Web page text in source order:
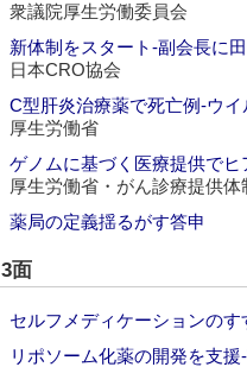
衆議院厚生労働委員会
新体制をスタート‐副会長に
日本CRO協会
C型肝炎治療薬で死亡例‐ウ
厚生労働省
ゲノムに基づく医療提供でヒ
厚生労働省・がん診療提供
薬局の定義揺るがす答申
3面
セルフメディケーションのす
リポソーム化薬の開発を支